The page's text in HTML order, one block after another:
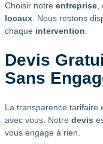
Choisir notre entreprise
locaux . Nous restons
chaque intervention
Devis
Sans
La transparence
avec vous. Notre devis
vous engage à rien.